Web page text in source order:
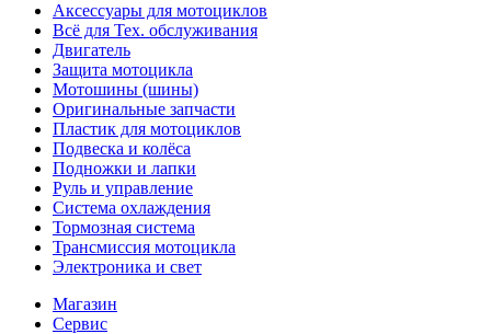
Аксессуары для мотоциклов
Всё для Тех. обслуживания
Двигатель
Защита мотоцикла
Мотошины (шины)
Оригинальные запчасти
Пластик для мотоциклов
Подвеска и колёса
Подножки и лапки
Руль и управление
Система охлаждения
Тормозная система
Трансмиссия мотоцикла
Электроника и свет
Магазин
Сервис